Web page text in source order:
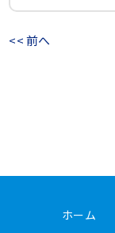
<< 前へ
ホーム